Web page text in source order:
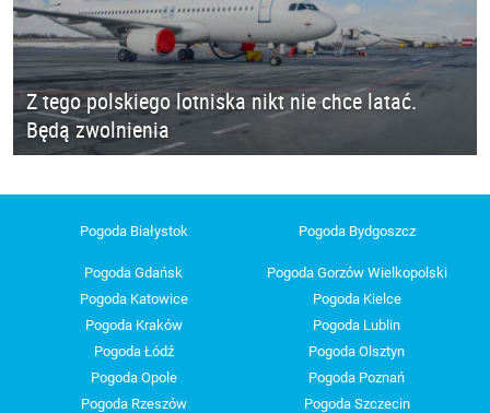
Z tego polskiego lotniska nikt nie chce latać.
Będą zwolnienia
Pogoda Białystok Pogoda Bydgoszcz
Pogoda Gdańsk
Pogoda Gorzów Wielkopolski
Pogoda Katowice
Pogoda Kielce
Pogoda Kraków
Pogoda Lublin
Pogoda Łódź
Pogoda Olsztyn
Pogoda Opole
Pogoda Poznań
Pogoda Rzeszów
Pogoda Szczecin